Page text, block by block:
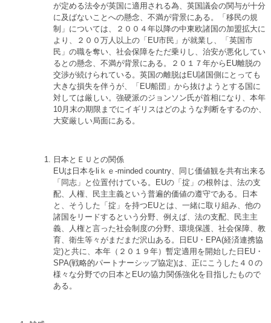
が定める法令が英国に適用される為、英国議会の関与が十分
に及ばないことへの懸念、不満が背景にある。「移民の規
制」については、２００４年以降の中東欧諸国の加盟拡大に
より、２００万人以上の「EU市民」が就業し、「英国市
民」の職を奪い、社会保障をただ乗りし、治安が悪化してい
るとの懸念、不満が背景にある。２０１７年からEU離脱の
交渉が続けられている。英国の離脱はEU諸国側にとっても
大きな損失を伴うが、「EU船団」から抜けようとする国に
対しては厳しい。強硬派のジョンソン氏が首相になり、本年
10月末の期限までにイギリスはどのような判断をするのか、
大変厳しい局面にある。
日本とＥＵとの関係
EUは日本をliｋｅ-minded country、同じ価値観を共有出来る
「同志」と位置付けている。EUの「掟」の根幹は、法の支
配、人権、民主主義という普遍的価値の遵守である。日本
と、そうした「掟」を持つEUとは、一緒に取り組み、他の
諸国をリードするという分野、例えば、法の支配、民主主
義、人権と言った社会制度の分野、環境保護、社会保障、教
育、衛生等々がまだまだ沢山ある。日EU・EPA(経済連携協
定)と共に、本年（２０１９年）暫定適用を開始した日EU・
SPA(戦略的パートナーシップ協定)は、正にこうした４０の
様々な分野での日本とEUの協力関係強化を目指したもので
ある。